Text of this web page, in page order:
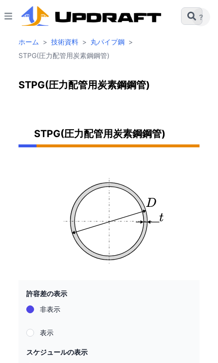
?
ホーム > 技術資料 > 丸パイプ鋼 >
STPG(圧力配管用炭素鋼鋼管)
STPG(圧力配管用炭素鋼鋼管)
STPG(圧力配管用炭素鋼鋼管)
許容差の表示
非表示
表示
スケジュールの表示